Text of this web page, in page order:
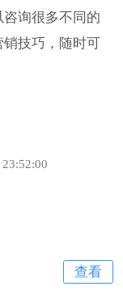
询很多不同的
技巧，随时可
查看